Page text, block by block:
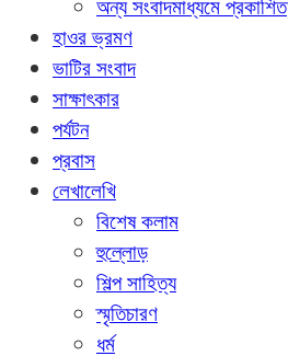
অন্য সংবাদমাধ্যমে প্রকাশিত
হাওর ভ্রমণ
ভাটির সংবাদ
সাক্ষাৎকার
পর্যটন
প্রবাস
লেখালেখি
বিশেষ কলাম
হুল্লোড়
শিল্প সাহিত্য
স্মৃতিচারণ
ধর্ম